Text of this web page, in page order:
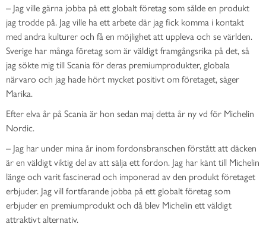
– Jag ville gärna jobba på ett globalt företag som sålde en produkt
jag trodde på. Jag ville ha ett arbete där jag fick komma i kontakt
med andra kulturer och få en möjlighet att uppleva och se världen.
Sverige har många företag som är väldigt framgångsrika på det, så
jag sökte mig till Scania för deras premiumprodukter, globala
närvaro och jag hade hört mycket positivt om företaget, säger
Marika.
Efter elva år på Scania är hon sedan maj detta år ny vd för Michelin
Nordic.
– Jag har under mina år inom fordonsbranschen förstått att däcken
är en väldigt viktig del av att sälja ett fordon. Jag har känt till Michelin
länge och varit fascinerad och imponerad av den produkt företaget
erbjuder. Jag vill fortfarande jobba på ett globalt företag som
erbjuder en premiumprodukt och då blev Michelin ett väldigt
attraktivt alternativ.